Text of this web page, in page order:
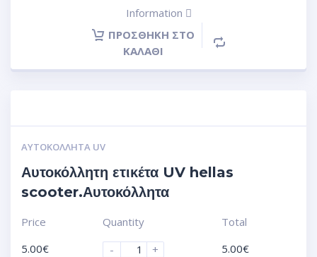
Information
ΠΡΟΣΘΉΚΗ ΣΤΟ
ΚΑΛΆΘΙ
ΑΥΤΟΚΌΛΛΗΤΑ UV
Αυτοκόλλητη ετικέτα UV hellas
scooter.Αυτοκόλλητα
Price
5.00€
Quantity
-
+
Total
5.00€